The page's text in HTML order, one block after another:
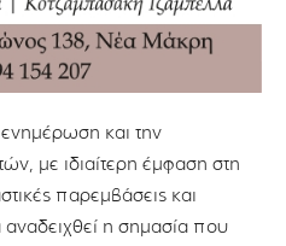
και την
με ιδιαίτερη έμφαση στη
παρεμβάσεις και
η σημασία που